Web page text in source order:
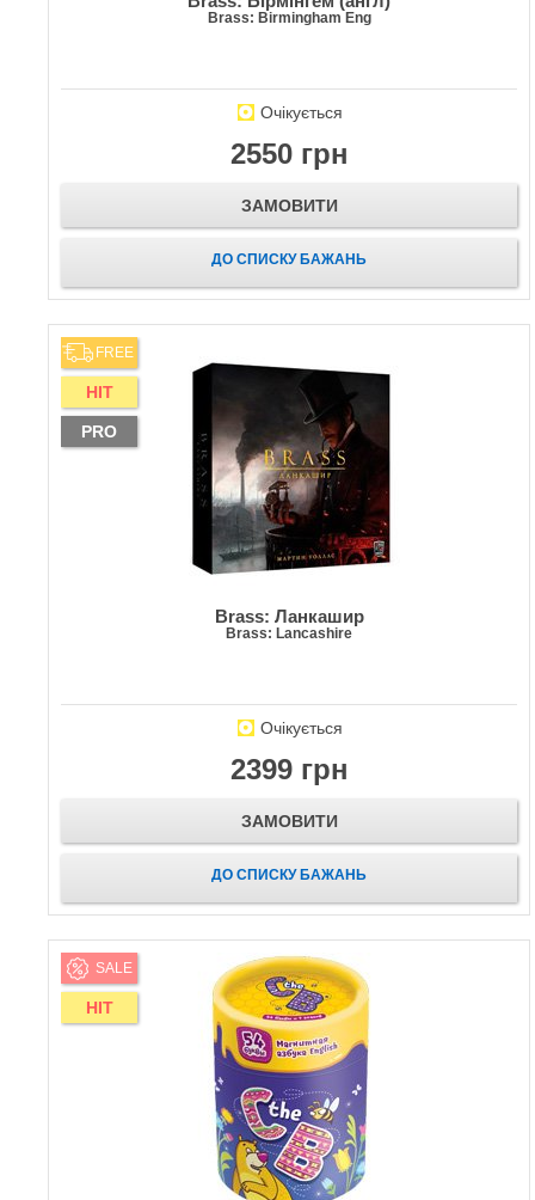
Brass: Birmingham Eng
Очікується
2550 грн
ЗАМОВИТИ
ДО СПИСКУ БАЖАНЬ
FREE
HIT
PRO
Brass: Ланкашир
Brass: Lancashire
Очікується
2399 грн
ЗАМОВИТИ
ДО СПИСКУ БАЖАНЬ
SALE
HIT